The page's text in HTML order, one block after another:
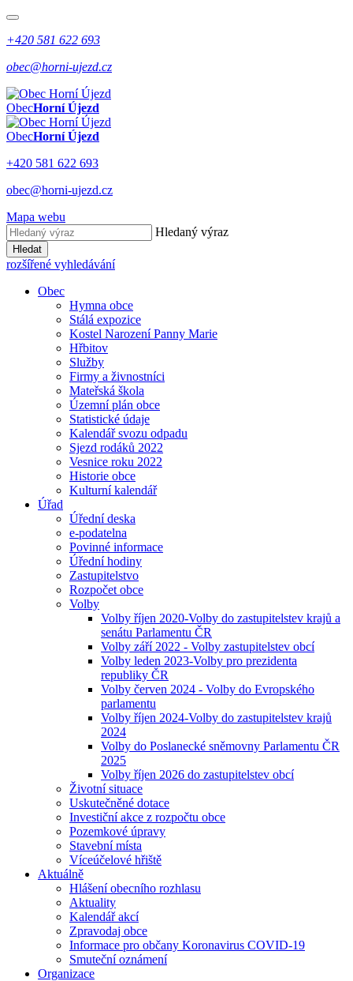
+420 581 622 693
obec@horni-ujezd.cz
ObecHorní Újezd
ObecHorní Újezd
+420 581 622 693
obec@horni-ujezd.cz
Mapa webu
Hledaný výraz
Hledat
rozšířené vyhledávání
Obec
Hymna obce
Stálá expozice
Kostel Narození Panny Marie
Hřbitov
Služby
Firmy a živnostníci
Mateřská škola
Územní plán obce
Statistické údaje
Kalendář svozu odpadu
Sjezd rodáků 2022
Vesnice roku 2022
Historie obce
Kulturní kalendář
Úřad
Úřední deska
e-podatelna
Povinné informace
Úřední hodiny
Zastupitelstvo
Rozpočet obce
Volby
Volby říjen 2020-Volby do zastupitelstev krajů a
senátu Parlamentu ČR
Volby září 2022 - Volby zastupitelstev obcí
Volby leden 2023-Volby pro prezidenta
republiky ČR
Volby červen 2024 - Volby do Evropského
parlamentu
Volby říjen 2024-Volby do zastupitelstev krajů
2024
Volby do Poslanecké sněmovny Parlamentu ČR
2025
Volby říjen 2026 do zastupitelstev obcí
Životní situace
Uskutečněné dotace
Investiční akce z rozpočtu obce
Pozemkové úpravy
Stavební místa
Víceúčelové hřiště
Aktuálně
Hlášení obecního rozhlasu
Aktuality
Kalendář akcí
Zpravodaj obce
Informace pro občany Koronavirus COVID-19
Smuteční oznámení
Organizace